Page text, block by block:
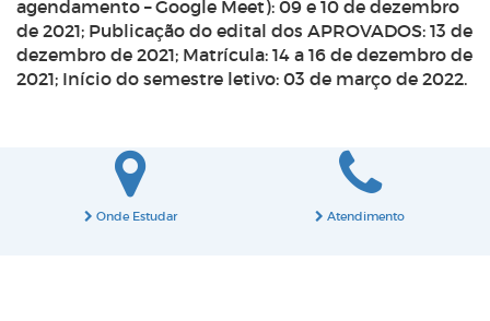
agendamento – Google Meet): 09 e 10 de dezembro
de 2021; Publicação do edital dos APROVADOS: 13 de
dezembro de 2021; Matrícula: 14 a 16 de dezembro de
2021; Início do semestre letivo: 03 de março de 2022.
Onde Estudar Atendimento